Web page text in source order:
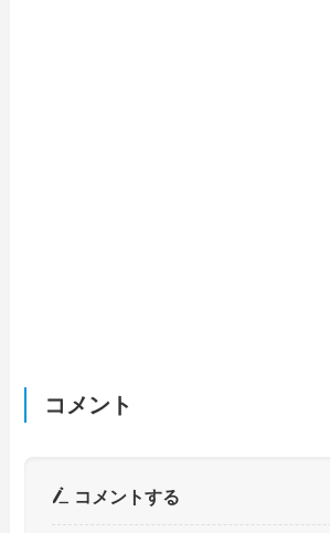
コメント
コメントする